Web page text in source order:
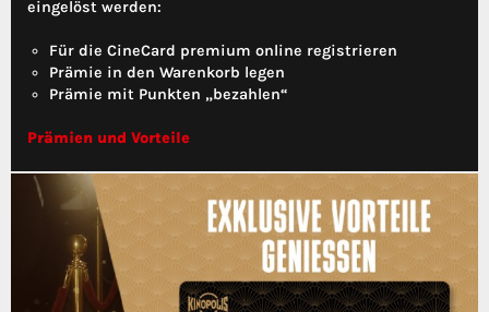
eingelöst werden:
Für die CineCard premium online registrieren
Prämie in den Warenkorb legen
Prämie mit Punkten „bezahlen“
Prämien und Vorteile